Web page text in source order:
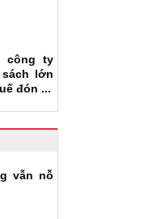
công ty
lớn
đón ...
vẫn nỗ